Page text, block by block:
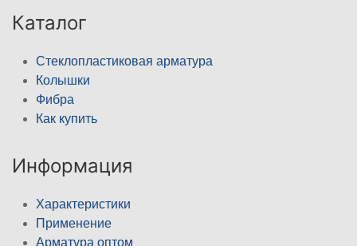
Каталог
Стеклопластиковая арматура
Колышки
Фибра
Как купить
Информация
Характеристики
Применение
Арматура оптом